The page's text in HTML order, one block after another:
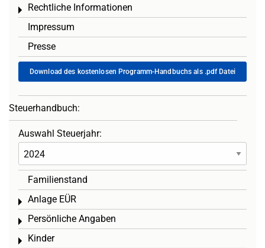
Rechtliche Informationen
Toggle menu
Impressum
Presse
Download des kostenlosen Programm-Handbuchs als .pdf Datei
Steuerhandbuch:
Auswahl Steuerjahr:
Familienstand
Anlage EÜR
Toggle menu
Persönliche Angaben
Toggle menu
Kinder
Toggle menu